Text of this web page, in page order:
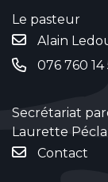
Le pasteur
Alain
076 760 14
Secrétariat
Laurette
Contact